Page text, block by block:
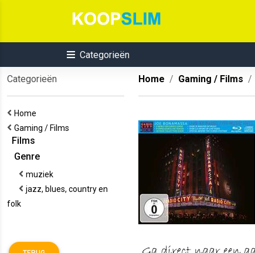
Categorieën
Categorieën
Home
Gaming / Films
Films
Genre
muziek
jazz, blues, country en
folk
Home Gaming / Films